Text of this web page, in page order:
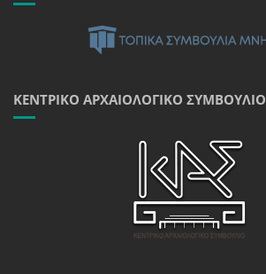
ΚΕΝΤΡΙΚΌ ΑΡΧΑΙΟΛΟΓΙΚΌ ΣΥΜΒΟΎΛΙΟ